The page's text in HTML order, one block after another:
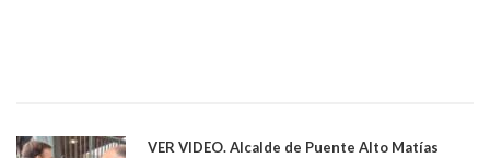
VER VIDEO. Alcalde de Puente Alto Matías